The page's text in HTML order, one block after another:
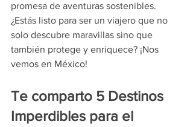
promesa de aventuras sostenibles.
¿Estás listo para ser un viajero que no
solo descubre maravillas sino que
también protege y enriquece? ¡Nos
vemos en México!
Te comparto 5 Destinos
Imperdibles para el